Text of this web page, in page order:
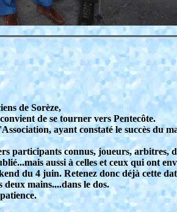
de Sorèze,
de se tourner vers Pentecôte.
ayant constaté le succès du
participants connus, joueurs,
aussi à celles et ceux qui ont
du 4 juin. Retenez donc déjà cette
mains....dans le dos.